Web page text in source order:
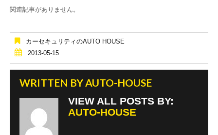
e
o
o
k
er
関連記事がありません。
カーセキュリティのAUTO HOUSE
2013-05-15
WRITTEN BYAUTO-HOUSE
VIEW ALL POSTS BY:
AUTO-HOUSE